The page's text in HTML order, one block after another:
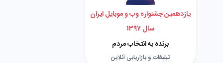
یازدهمین جشنواره وب و موبایل ایران
سال ۱۳۹۷
برنده به انتخاب مردم
تبلیغات و بازاریابی آنلاین